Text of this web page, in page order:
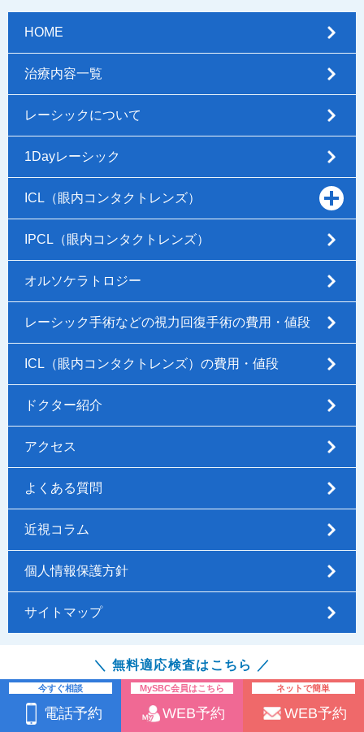
＼ 無料適応検査はこちら ／
今すぐ相談
電話予約
MySBC会員はこちら
WEB予約
ネットで簡単
WEB予約
HOME
治療内容一覧
レーシックについて
1Dayレーシック
ICL（眼内コンタクトレンズ）
IPCL（眼内コンタクトレンズ）
オルソケラトロジー
レーシック手術などの視力回復手術の費用・値段
ICL（眼内コンタクトレンズ）の費用・値段
ドクター紹介
アクセス
よくある質問
近視コラム
個人情報保護方針
サイトマップ
Copyright © 新宿近視クリニック All Rights Reserved..